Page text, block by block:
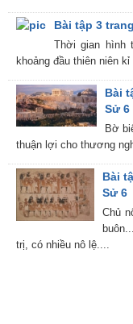
Bài tập 3
Thời gian hình
khoảng đầu thiên niên kỉ
Bài
Sử 6
Bờ
thuận lợi cho thương
Bài
Sử 6
Chủ
trị, có nhiều nô lệ....